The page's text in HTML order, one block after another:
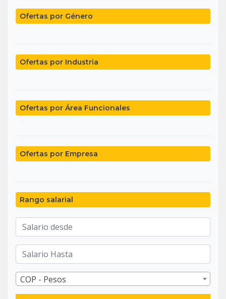
Ofertas por Género
Ofertas por Industria
Ofertas por Área Funcionales
Ofertas por Empresa
Rango salarial
COP - Pesos